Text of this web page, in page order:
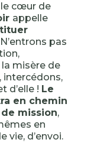
le cœur de
appelle
N’entrons pas
misère de
intercédons,
d’elle ! Le
en chemin
mission,
en
vie, d’envoi.